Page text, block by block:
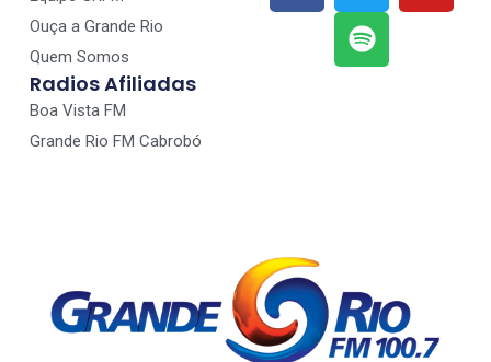
Ouça a Grande Rio
Quem Somos
Radios Afiliadas
Boa Vista FM
Grande Rio FM Cabrobó